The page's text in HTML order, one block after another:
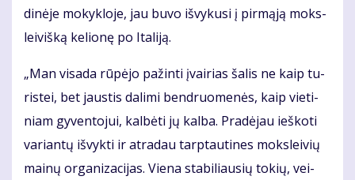
di­nė­je mo­kyk­lo­je, jau bu­vo iš­vy­ku­si į pir­mą­ją moks­
lei­viš­ką ke­lio­nę po Ita­li­ją.
„Man vi­sa­da rū­pė­jo pa­žin­ti įvai­rias ša­lis ne kaip tu­
ris­tei, bet jaus­tis da­li­mi ben­druo­me­nės, kaip vie­ti­
niam gy­ven­to­jui, kal­bė­ti jų kal­ba. Pra­dė­jau ieš­ko­ti
va­rian­tų iš­vyk­ti ir at­ra­dau tarp­tau­ti­nes moks­lei­vių
mai­nų or­ga­ni­za­ci­jas. Vie­na sta­bi­liau­sių to­kių, vei­